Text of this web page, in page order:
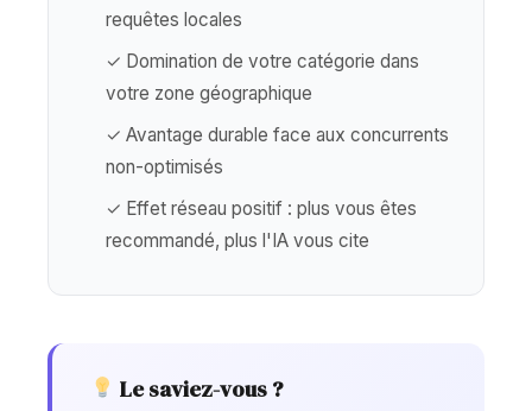
requêtes locales
✓ Domination de votre catégorie dans
votre zone géographique
✓ Avantage durable face aux concurrents
non-optimisés
✓ Effet réseau positif : plus vous êtes
recommandé, plus l'IA vous cite
Le saviez-vous ?